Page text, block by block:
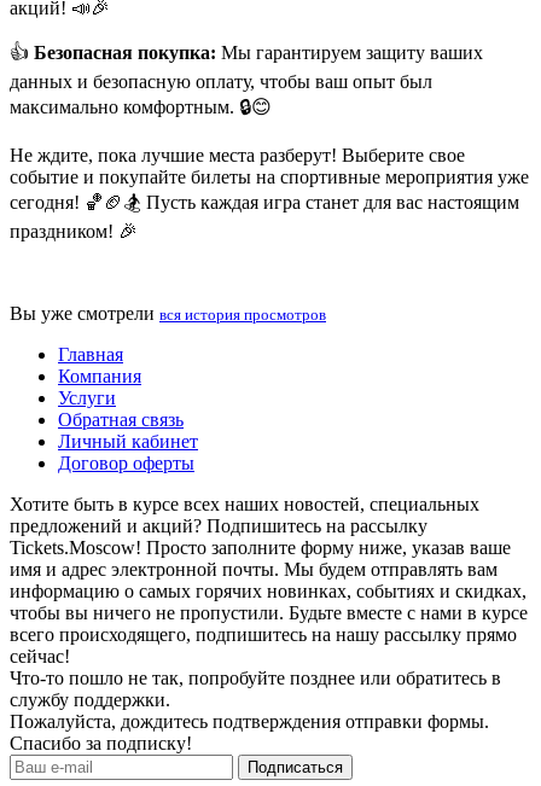
акций! 📣🎉
👍 Безопасная покупка: Мы гарантируем защиту ваших
данных и безопасную оплату, чтобы ваш опыт был
максимально комфортным. 🔒😊
Не ждите, пока лучшие места разберут! Выберите свое
событие и покупайте билеты на спортивные мероприятия уже
сегодня! 🏀🏈🏂 Пусть каждая игра станет для вас настоящим
праздником! 🎉
Вы уже смотрели вся история просмотров
Главная
Компания
Услуги
Обратная связь
Личный кабинет
Договор оферты
Хотите быть в курсе всех наших новостей, специальных
предложений и акций? Подпишитесь на рассылку
Tickets.Moscow! Просто заполните форму ниже, указав ваше
имя и адрес электронной почты. Мы будем отправлять вам
информацию о самых горячих новинках, событиях и скидках,
чтобы вы ничего не пропустили. Будьте вместе с нами в курсе
всего происходящего, подпишитесь на нашу рассылку прямо
сейчас!
Что-то пошло не так, попробуйте позднее или обратитесь в
службу поддержки.
Пожалуйста, дождитесь подтверждения отправки формы.
Спасибо за подписку!
Подписаться